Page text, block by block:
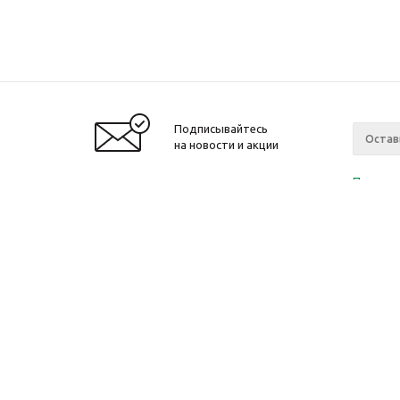
Подписывайтесь
на новости и акции